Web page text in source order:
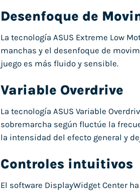
Desenfoque de
La tecnología ASUS Extreme Low
manchas y el desenfoque de
juego es más fluido y sensible.
Variable Overdrive
La tecnología ASUS Variable
sobremarcha según fluctúe la
la intensidad del efecto general y
Controles intuitivos
El software DisplayWidget Center